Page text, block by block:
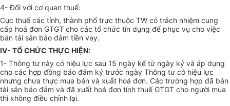
4- Đối với cơ quan thuế:
Cục thuế các tỉnh, thành phố trực thuộc TW có trách nhiệm cung
cấp hoá đơn GTGT cho các tổ chức tín dụng để phục vụ cho việc
bán tài sản bảo đảm tiền vay.
IV- TỔ CHỨC THỰC HIỆN:
1- Thông tư này có hiệu lực sau 15 ngày kể từ ngày ký và áp dụng
cho các hợp đồng bảo đảm ký trước ngày Thông tư có hiệu lực
nhưng chưa thực mua bán và xuất hoá đơn. Các trường hợp đã bán
tài sản bảo đảm và đã xuất hoá đơn tính thuế GTGT cho người mua
thì không điều chỉnh lại.